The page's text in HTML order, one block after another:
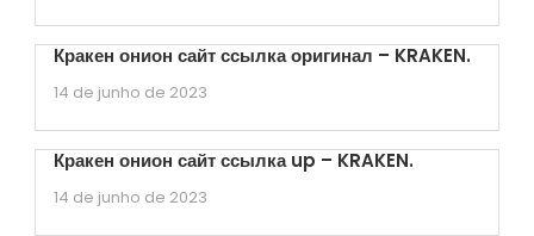
Кракен онион сайт ссылка оригинал – KRAKEN.
14 de junho de 2023
Кракен онион сайт ссылка up – KRAKEN.
14 de junho de 2023